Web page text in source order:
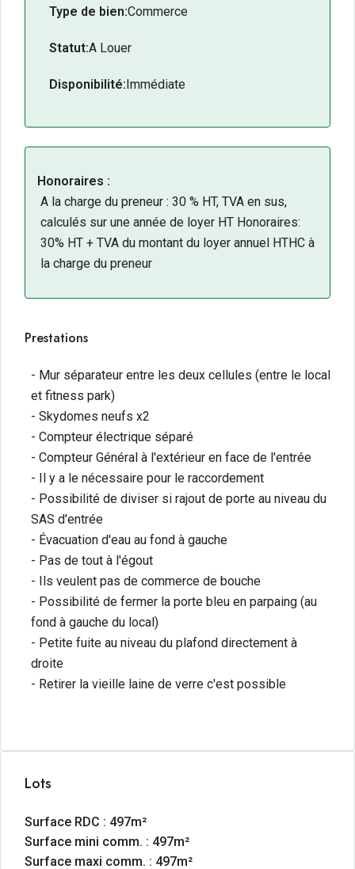
Type de bien:Commerce
Statut:A Louer
Disponibilité:Immédiate
Honoraires :
A la charge du preneur : 30 % HT, TVA en sus,
calculés sur une année de loyer HT Honoraires:
30% HT + TVA du montant du loyer annuel HTHC à
la charge du preneur
Prestations
- Mur séparateur entre les deux cellules (entre le local
et fitness park)
- Skydomes neufs x2
- Compteur électrique séparé
- Compteur Général à l'extérieur en face de l'entrée
- Il y a le nécessaire pour le raccordement
- Possibilité de diviser si rajout de porte au niveau du
SAS d'entrée
- Évacuation d'eau au fond à gauche
- Pas de tout à l'égout
- Ils veulent pas de commerce de bouche
- Possibilité de fermer la porte bleu en parpaing (au
fond à gauche du local)
- Petite fuite au niveau du plafond directement à
droite
- Retirer la vieille laine de verre c'est possible
Lots
Surface RDC : 497m²
Surface mini comm. : 497m²
Surface maxi comm. : 497m²